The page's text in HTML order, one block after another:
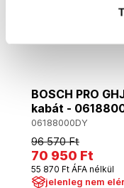
BOSCH PRO
kabát -
06188000DY
96 570 Ft
70 950 Ft
55 870 Ft ÁFA nélkül
jelenleg nem